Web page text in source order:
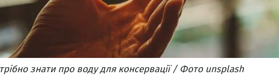
знати про воду для консервації / Фото unsplash